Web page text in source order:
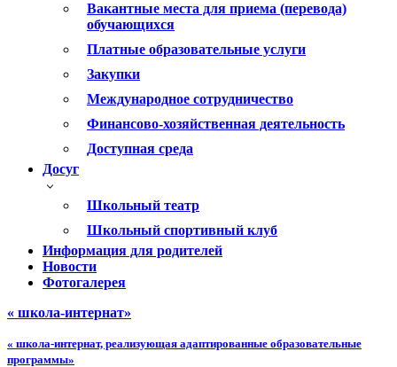
Вакантные места для приема (перевода)
обучающихся
Платные образовательные услуги
Закупки
Международное сотрудничество
Финансово-хозяйственная деятельность
Доступная среда
Досуг
Школьный театр
Школьный спортивный клуб
Информация для родителей
Новости
Фотогалерея
« школа-интернат»
« школа-интернат, реализующая адаптированные образовательные
программы»